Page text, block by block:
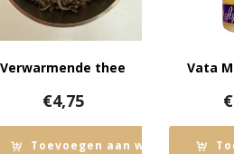
Verwarmende thee
€4,75
Toevoegen aan winkelwagen
Vata
€